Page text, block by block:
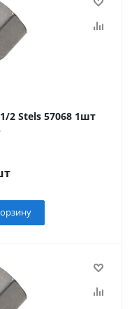
2 Stels 57068 1шт